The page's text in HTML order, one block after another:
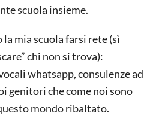
scuola insieme.
mia scuola farsi rete (sì
chi non si trova):
whatsapp, consulenze ad
genitori che come noi sono
mondo ribaltato.